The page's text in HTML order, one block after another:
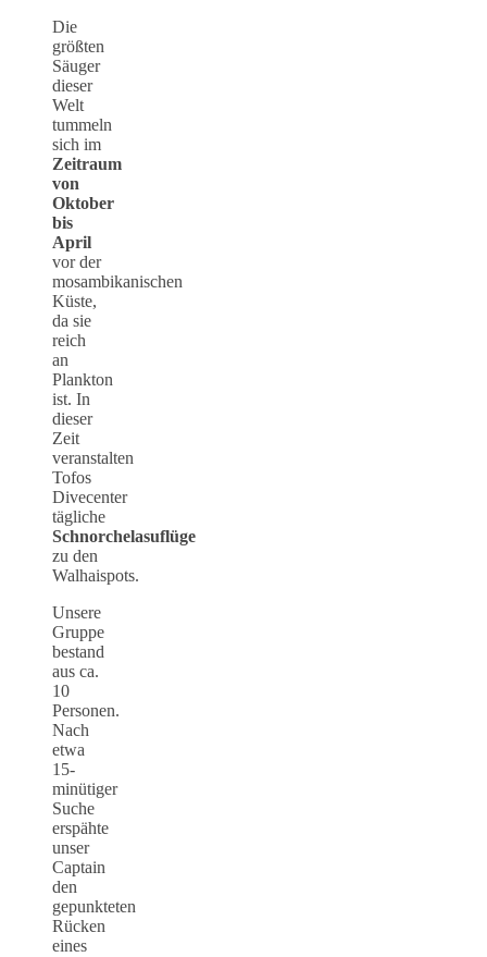
Die
größten
Säuger
dieser
Welt
tummeln
sich im
Zeitraum
von
Oktober
bis
April
vor der
mosambikanischen
Küste,
da sie
reich
an
Plankton
ist. In
dieser
Zeit
veranstalten
Tofos
Divecenter
tägliche
Schnorchelasuflüge
zu den
Walhaispots.
Unsere
Gruppe
bestand
aus ca.
10
Personen.
Nach
etwa
15-
minütiger
Suche
erspähte
unser
Captain
den
gepunkteten
Rücken
eines